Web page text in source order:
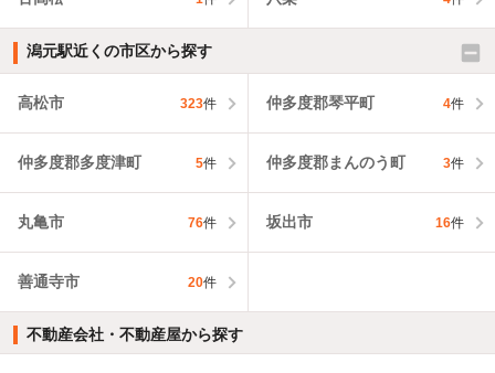
潟元駅近くの市区から探す
高松市 323件 仲多度郡琴平町 4件
仲多度郡多度津町 5件 仲多度郡まんのう町 3件
丸亀市 76件 坂出市 16件
善通寺市 20件
不動産会社・不動産屋から探す